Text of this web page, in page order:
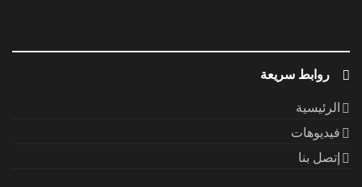
روابط سريعة
الرئيسية
فيديوهات
إتصل بنا